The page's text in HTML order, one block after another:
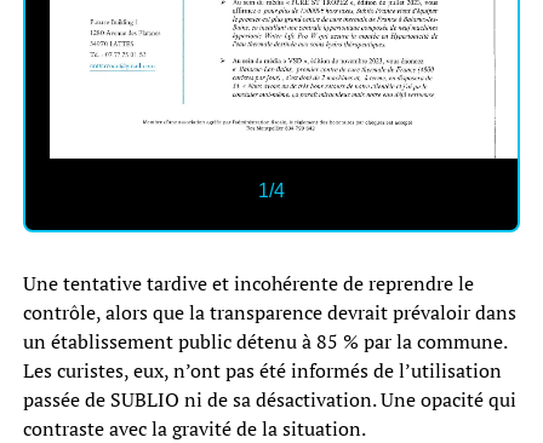
1/4
Une tentative tardive et incohérente de reprendre le
contrôle, alors que la transparence devrait prévaloir dans
un établissement public détenu à 85 % par la commune.
Les curistes, eux, n’ont pas été informés de l’utilisation
passée de SUBLIO ni de sa désactivation. Une opacité qui
contraste avec la gravité de la situation.